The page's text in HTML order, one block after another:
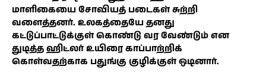
மாளிகையை சோவியத் படைகள் சுற்றி
வளைத்தனர். உலகத்தையே தனது
கட்டுப்பாட்டுக்குள் கொண்டு வர வேண்டும் என
துடித்த ஹிட்லர் உயிரை காப்பாற்றிக்
கொள்வதற்காக பதுங்கு குழிக்குள் ஒடினார்.